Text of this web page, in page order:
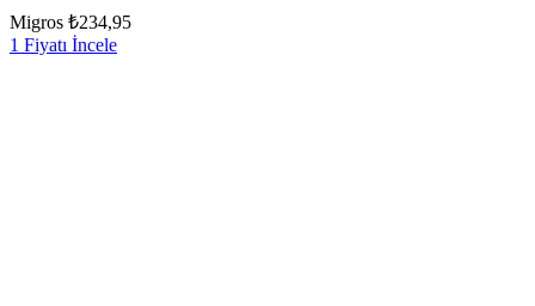
Migros ₺234,95
1 Fiyatı İncele